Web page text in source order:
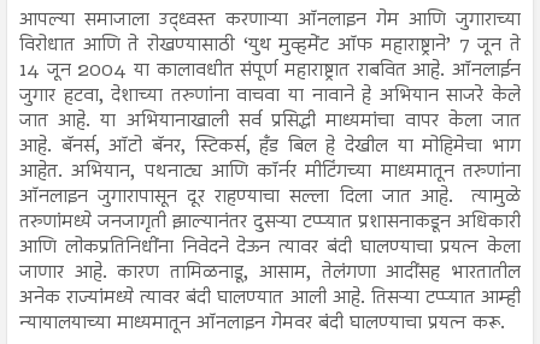
आपल्या समाजाला उद्ध्वस्त करणाऱ्या ऑनलाइन गेम आणि जुगाराच्या
विरोधात आणि ते रोखण्यासाठी ‘युथ मुव्हमेंट ऑफ महाराष्ट्राने’ 7 जून ते
14 जून 2004 या कालावधीत संपूर्ण महाराष्ट्रात राबवित आहे. ऑनलाईन
जुगार हटवा, देशाच्या तरुणांना वाचवा या नावाने हे अभियान साजरे केले
जात आहे. या अभियानाखाली सर्व प्रसिद्धी माध्यमांचा वापर केला जात
आहे. बॅनर्स, ऑटो बॅनर, स्टिकर्स, हँड बिल हे देखील या मोहिमेचा भाग
आहेत. अभियान, पथनाट्य आणि कॉर्नर मीटिंगच्या माध्यमातून तरुणांना
ऑनलाइन जुगारापासून दूर राहण्याचा सल्ला दिला जात आहे. त्यामुळे
तरुणांमध्ये जनजागृती झाल्यानंतर दुसऱ्या टप्प्यात प्रशासनाकडून अधिकारी
आणि लोकप्रतिनिधींना निवेदने देऊन त्यावर बंदी घालण्याचा प्रयत्न केला
जाणार आहे. कारण तामिळनाडू, आसाम, तेलंगणा आदींसह भारतातील
अनेक राज्यांमध्ये त्यावर बंदी घालण्यात आली आहे. तिसऱ्या टप्प्यात आम्ही
न्यायालयाच्या माध्यमातून ऑनलाइन गेमवर बंदी घालण्याचा प्रयत्न करू.